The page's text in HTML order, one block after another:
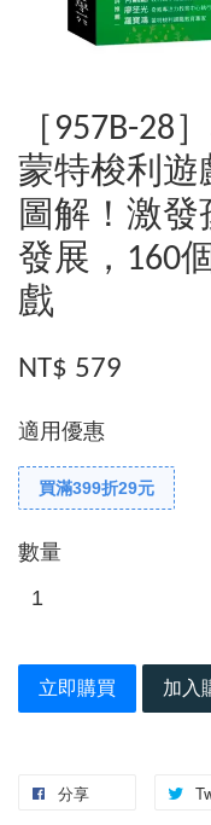
［957B-28
蒙特梭利遊
圖解！激
發展，160
戲
NT$ 579
適用優惠
買滿399折29元
數量
立即購買 加入
分享